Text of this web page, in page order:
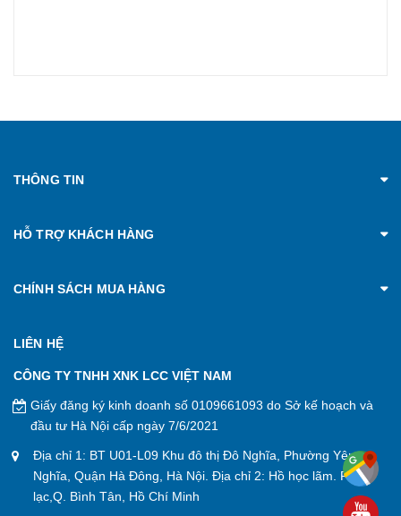
THÔNG TIN
HỖ TRỢ KHÁCH HÀNG
CHÍNH SÁCH MUA HÀNG
LIÊN HỆ
CÔNG TY TNHH XNK LCC VIỆT NAM
Giấy đăng ký kinh doanh số 0109661093 do Sở kế hoạch và
đầu tư Hà Nội cấp ngày 7/6/2021
Địa chỉ 1: BT U01-L09 Khu đô thị Đô Nghĩa, Phường Yên
Nghĩa, Quận Hà Đông, Hà Nội. Địa chỉ 2: Hồ học lãm. P. An
lạc,Q. Bình Tân, Hồ Chí Minh